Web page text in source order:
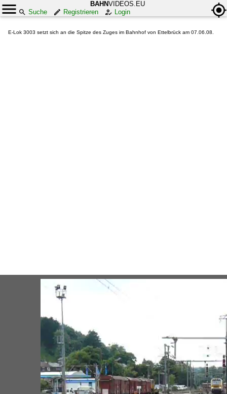
BAHNVIDEOS.EU
Suche
Registrieren Login
E-Lok 3003 setzt sich an die Spitze des Zuges im Bahnhof von Ettelbrück am 07.06.08.